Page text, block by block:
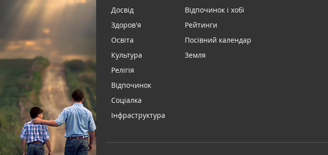
Досвід
Здоров'я
Освіта
Культура
Релігія
Відпочинок
Соціалка
Інфраструктура
Відпочинок і хобі
Рейтинги
Посівний календар
Земля